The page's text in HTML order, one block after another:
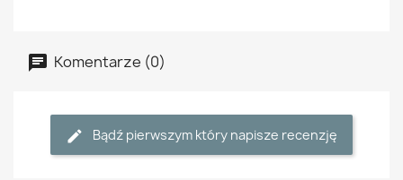
Komentarze (0)
Bądź pierwszym który napisze recenzję